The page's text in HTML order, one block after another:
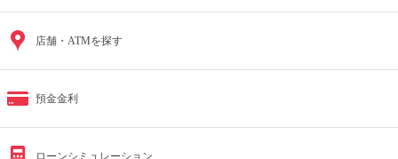
店舗・ATMを探す
預金金利
ローンシミュレーション